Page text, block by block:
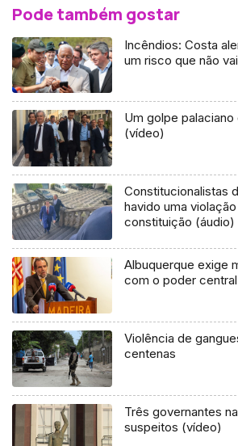
Pode também gostar
Incêndios: Costa
um risco que não
Um golpe palaciano
(vídeo)
Constitucionalistas
havido uma
constituição (áudio)
Albuquerque exige
com o poder
Violência de
centenas
Três governantes
suspeitos (vídeo)